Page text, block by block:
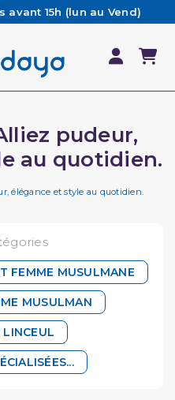
avant 15h (lun au Vend)
le jour même
notre FAQ
de 65€ d'achat*
pudeur,
au quotidien.
élégance et style au quotidien.
FEMME MUSULMANE
MUSULMAN